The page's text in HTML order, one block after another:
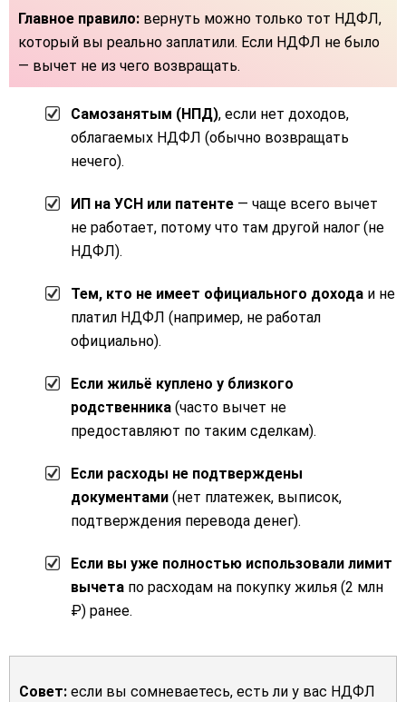
Главное правило: вернуть можно только тот НДФЛ,
который вы реально заплатили. Если НДФЛ не было
— вычет не из чего возвращать.
Самозанятым (НПД), если нет доходов,
облагаемых НДФЛ (обычно возвращать
нечего).
ИП на УСН или патенте — чаще всего вычет
не работает, потому что там другой налог (не
НДФЛ).
Тем, кто не имеет официального дохода и не
платил НДФЛ (например, не работал
официально).
Если жильё куплено у близкого
родственника (часто вычет не
предоставляют по таким сделкам).
Если расходы не подтверждены
документами (нет платежек, выписок,
подтверждения перевода денег).
Если вы уже полностью использовали лимит
вычета по расходам на покупку жилья (2 млн
₽) ранее.
Совет: если вы сомневаетесь, есть ли у вас НДФЛ